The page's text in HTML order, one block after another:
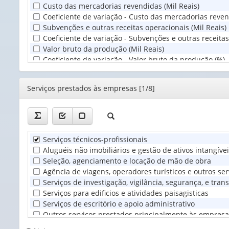
Consumo intermediário - serviços de comunicação (Mil
Coeficiente de variação - Consumo intermediário -
Consumo intermediário - energia elétrica, gás, água e
Custo das mercadorias revendidas (Mil Reais)
Coeficiente de variação - Custo das mercadorias
Subvenções e outras receitas operacionais (Mil Reais)
Coeficiente de variação - Subvenções e outras
Valor bruto da produção (Mil Reais)
Coeficiente de variação - Valor bruto da produção (%)
Consumo intermediário - total (Mil Reais)
Coeficiente de variação - Consumo intermediário -
Consumo intermediário - mercadorias, materiais de
Coeficiente de variação - Consumo intermediário -
Consumo intermediário - combustíveis e lubrificantes
Coeficiente de variação - Consumo intermediário -
Consumo intermediário - serviços prestados por
Coeficiente de variação - Consumo intermediário -
Consumo intermediário - aluguéis de imóveis,
Coeficiente de variação - Consumo intermediário -
Consumo intermediário - prêmios de seguros (Mil
Coeficiente de variação - Consumo intermediário -
Editor
Serviços prestados às empresas [1/8]
Serviços técnicos-profissionais
Aluguéis não imobiliários e gestão de ativos
Seleção, agenciamento e locação de mão de obra
Agência de viagens, operadores turísticos e outros
Serviços de investigação, vigilância, segurança, e
Serviços para edificios e atividades paisagisticas
Serviços de escritório e apoio administrativo
Outros serviços prestados principalmente às